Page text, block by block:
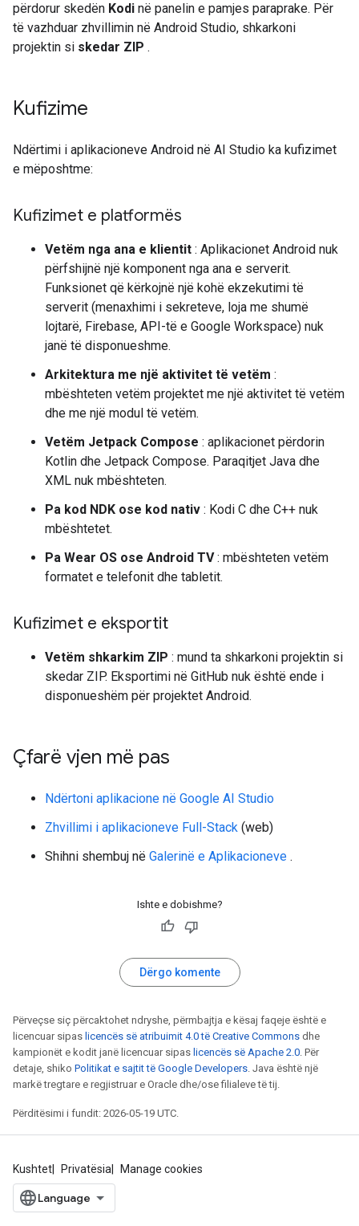
përdorur skedën Kodi në panelin e pamjes paraprake. Për
të vazhduar zhvillimin në Android Studio, shkarkoni
projektin si skedar ZIP .
Kufizime
Ndërtimi i aplikacioneve Android në AI Studio ka kufizimet
e mëposhtme:
Kufizimet e platformës
Vetëm nga ana e klientit : Aplikacionet Android nuk
përfshijnë një komponent nga ana e serverit.
Funksionet që kërkojnë një kohë ekzekutimi të
serverit (menaxhimi i sekreteve, loja me shumë
lojtarë, Firebase, API-të e Google Workspace) nuk
janë të disponueshme.
Arkitektura me një aktivitet të vetëm :
mbështeten vetëm projektet me një aktivitet të vetëm
dhe me një modul të vetëm.
Vetëm Jetpack Compose : aplikacionet përdorin
Kotlin dhe Jetpack Compose. Paraqitjet Java dhe
XML nuk mbështeten.
Pa kod NDK ose kod nativ : Kodi C dhe C++ nuk
mbështetet.
Pa Wear OS ose Android TV: mbështeten vetëm
formatet e telefonit dhe tabletit.
Kufizimet e eksportit
Vetëm shkarkim ZIP : mund ta shkarkoni projektin si
skedar ZIP. Eksportimi në GitHub nuk është ende i
disponueshëm për projektet Android.
Çfarë vjen më pas
Ndërtoni aplikacione në Google AI Studio
Zhvillimi i aplikacioneve Full-Stack (web)
Shihni shembuj në Galerinë e Aplikacioneve .
Ishte e dobishme?
Dërgo komente
Përveçse siç përcaktohet ndryshe, përmbajtja e kësaj faqeje është e
licencuar sipas licencës së atribuimit 4.0 të Creative Commons dhe
kampionët e kodit janë licencuar sipas licencës së Apache 2.0. Për
detaje, shiko Politikat e sajtit të Google Developers. Java është një
markë tregtare e regjistruar e Oracle dhe/ose filialeve të tij.
Përditësimi i fundit: 2026-05-19 UTC.
Kushtet Privatësia Manage cookies